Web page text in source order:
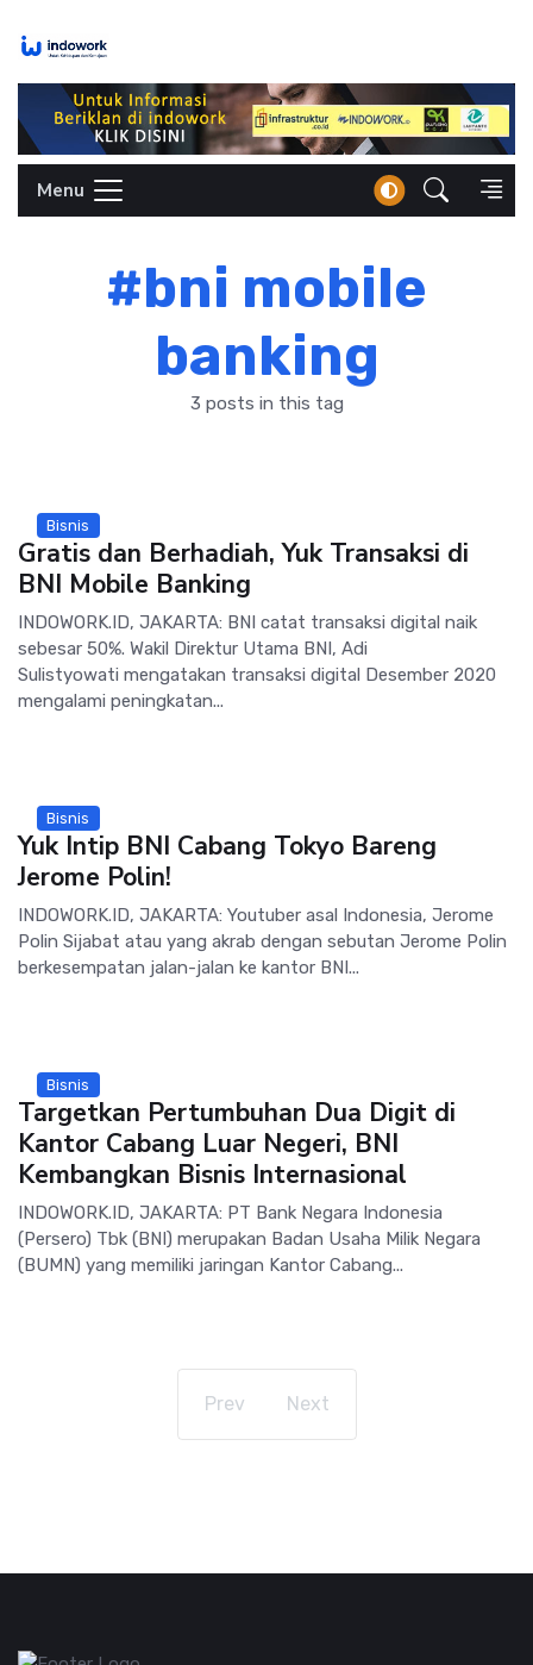
Menu
#bni mobile
banking
3 posts in this tag
Bisnis
Gratis dan Berhadiah, Yuk Transaksi di
BNI Mobile Banking
INDOWORK.ID, JAKARTA: BNI catat transaksi digital naik
sebesar 50%. Wakil Direktur Utama BNI, Adi
Sulistyowati mengatakan transaksi digital Desember 2020
mengalami peningkatan...
Bisnis
Yuk Intip BNI Cabang Tokyo Bareng
Jerome Polin!
INDOWORK.ID, JAKARTA: Youtuber asal Indonesia, Jerome
Polin Sijabat atau yang akrab dengan sebutan Jerome Polin
berkesempatan jalan-jalan ke kantor BNI...
Bisnis
Targetkan Pertumbuhan Dua Digit di
Kantor Cabang Luar Negeri, BNI
Kembangkan Bisnis Internasional
INDOWORK.ID, JAKARTA: PT Bank Negara Indonesia
(Persero) Tbk (BNI) merupakan Badan Usaha Milik Negara
(BUMN) yang memiliki jaringan Kantor Cabang...
Prev Next